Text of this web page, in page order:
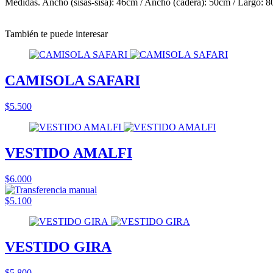
También te puede interesar
CAMISOLA SAFARI
$5.500
VESTIDO AMALFI
$6.000
$5.100
VESTIDO GIRA